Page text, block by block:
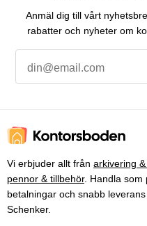
Anmäl dig till vårt
rabatter och nyheter om
Vi erbjuder allt från arkivering
pennor & tillbehör. Handla som
betalningar och snabb
Schenker.